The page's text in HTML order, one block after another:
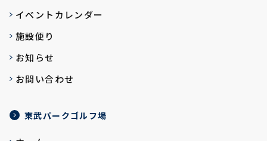
イベントカレンダー
施設便り
お知らせ
お問い合わせ
東武パークゴルフ場